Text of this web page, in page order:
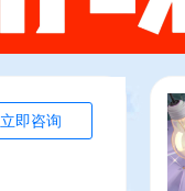
立即咨询